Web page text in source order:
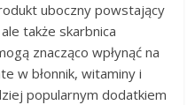
uboczny powstający
także skarbnica
znacząco wpłynąć na
w błonnik, witaminy i
popularnym dodatkiem